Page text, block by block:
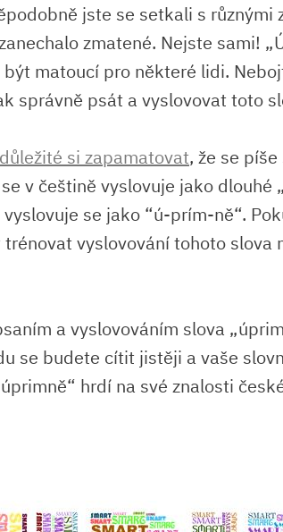
jste se setkali s různými
zmatené. Nejste sami!
matoucí pro některé lidi.
‌správně psát a vyslovovat toto
si zapamatovat, že se
v češtině vyslovuje jako dlouhé
se jako ‍“ú-prím-ně“.
vyslovování tohoto slova​
a⁣ vyslovováním slova
se ⁣budete cítit jistěji a vaše
hrdí ⁢na své znalosti